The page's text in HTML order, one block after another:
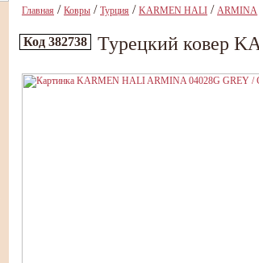
Главная / Ковры / Турция / KARMEN HALI / ARMINA
Код 382738 Турецкий ковер